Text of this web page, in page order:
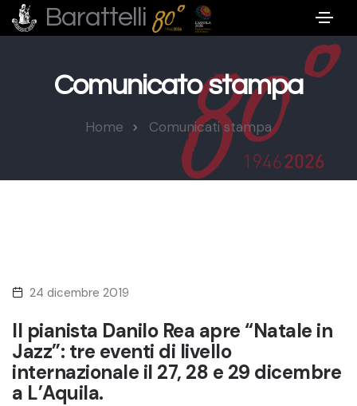
Barattelli
Comunicato stampa
Home Comunicati stampa
24 dicembre 2019
Il pianista Danilo Rea apre “Natale in
Jazz”: tre eventi di livello
internazionale il 27, 28 e 29 dicembre
a L’Aquila.